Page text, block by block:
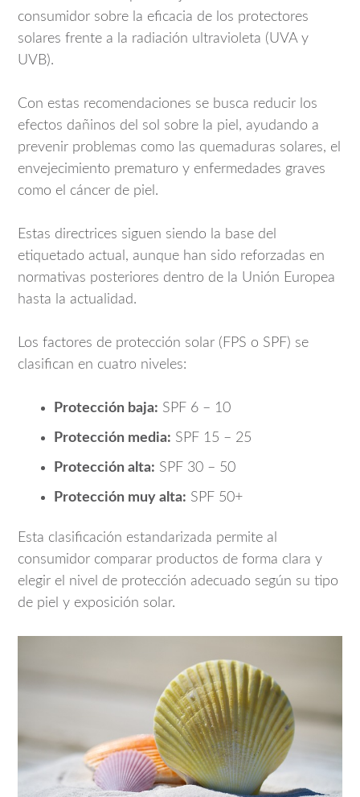
consumidor sobre la eficacia de los protectores
solares frente a la radiación ultravioleta (UVA y
UVB).
Con estas recomendaciones se busca reducir los
efectos dañinos del sol sobre la piel, ayudando a
prevenir problemas como las quemaduras solares, el
envejecimiento prematuro y enfermedades graves
como el cáncer de piel.
Estas directrices siguen siendo la base del
etiquetado actual, aunque han sido reforzadas en
normativas posteriores dentro de la Unión Europea
hasta la actualidad.
Los factores de protección solar (FPS o SPF) se
clasifican en cuatro niveles:
Protección baja: SPF 6 – 10
Protección media: SPF 15 – 25
Protección alta: SPF 30 – 50
Protección muy alta: SPF 50+
Esta clasificación estandarizada permite al
consumidor comparar productos de forma clara y
elegir el nivel de protección adecuado según su tipo
de piel y exposición solar.